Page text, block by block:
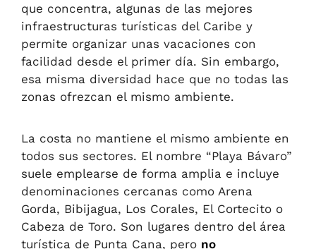
que concentra, algunas de las mejores
infraestructuras turísticas del Caribe y
permite organizar unas vacaciones con
facilidad desde el primer día. Sin embargo,
esa misma diversidad hace que no todas las
zonas ofrezcan el mismo ambiente.
La costa no mantiene el mismo ambiente en
todos sus sectores. El nombre “Playa Bávaro”
suele emplearse de forma amplia e incluye
denominaciones cercanas como Arena
Gorda, Bibijagua, Los Corales, El Cortecito o
Cabeza de Toro. Son lugares dentro del área
turística de Punta Cana, pero no